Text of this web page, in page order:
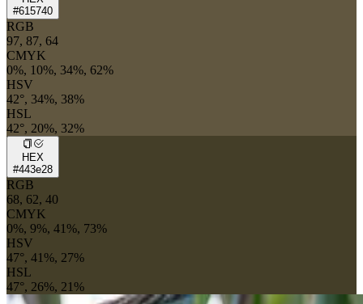
#615740
RGB
97, 87, 64
CMYK
0%, 10%, 34%, 62%
HSV
42°, 34%, 38%
HSL
42°, 20%, 32%
HEX
#443e28
RGB
68, 62, 40
CMYK
0%, 9%, 41%, 73%
HSV
47°, 41%, 27%
HSL
47°, 26%, 21%